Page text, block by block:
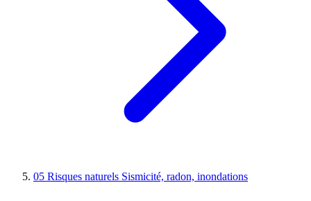
05 Risques naturels Sismicité, radon, inondations